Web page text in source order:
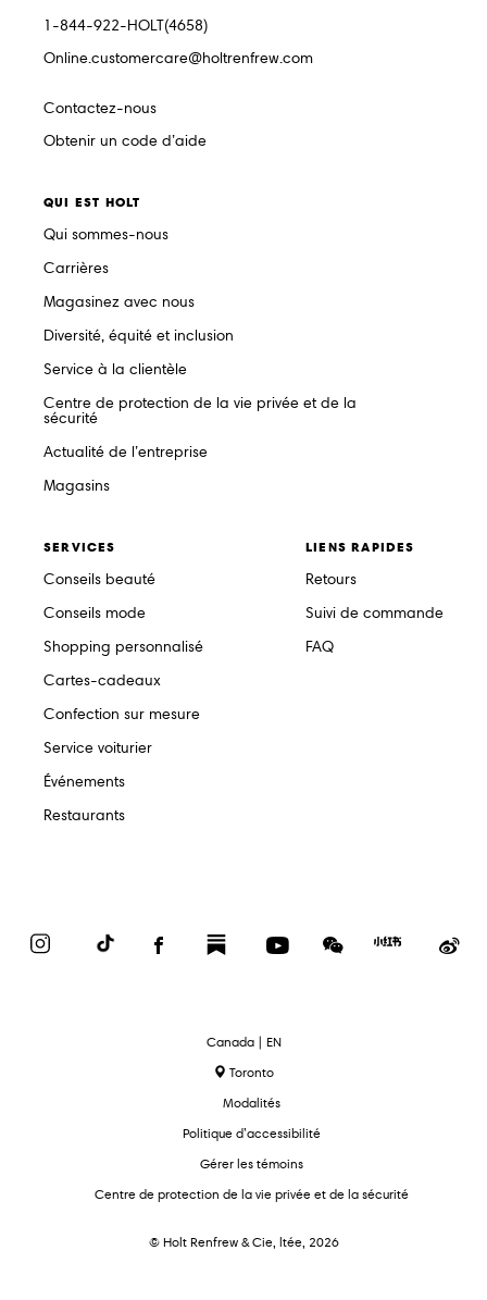
1-844-922-HOLT(4658)
Online.customercare@holtrenfrew.com
Contactez-nous
Obtenir un code d’aide
QUI EST HOLT
Qui sommes-nous
Carrières
Magasinez avec nous
Diversité, équité et inclusion
Service à la clientèle
Centre de protection de la vie privée et de la
sécurité
Actualité de l’entreprise
Magasins
SERVICES
Conseils beauté
Conseils mode
Shopping personnalisé
Cartes-cadeaux
Confection sur mesure
Service voiturier
Événements
Restaurants
LIENS RAPIDES
Retours
Suivi de commande
FAQ
InstagramTikTok FacebookSubstack YouTubeWeChat
Red
text.language
Canada | EN
Toronto
Modalités
Politique d’accessibilité
Gérer les témoins
Centre de protection de la vie privée et de la sécurité
© Holt Renfrew & Cie, ltée, 2026